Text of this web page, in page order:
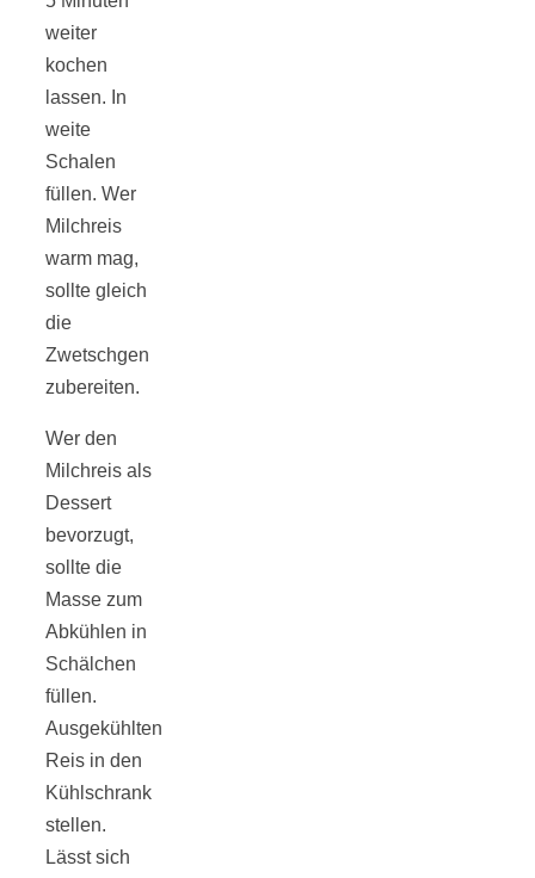
weiter
kochen
lassen. In
weite
Schalen
füllen. Wer
Milchreis
warm mag,
sollte gleich
die
Zwetschgen
zubereiten.
Wer den
Milchreis als
Dessert
bevorzugt,
sollte die
Masse zum
Abkühlen in
Schälchen
füllen.
Ausgekühlten
Reis in den
Kühlschrank
stellen.
Lässt sich